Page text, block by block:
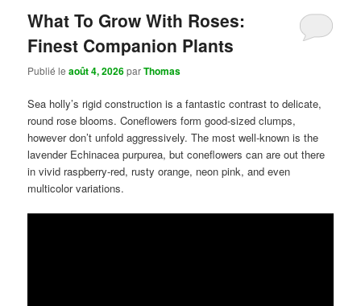
What To Grow With Roses:
Finest Companion Plants
Publié leaoût 4, 2026parThomas
Sea holly’s rigid construction is a fantastic contrast to delicate,
round rose blooms. Coneflowers form good-sized clumps,
however don’t unfold aggressively. The most well-known is the
lavender Echinacea purpurea, but coneflowers can are out there
in vivid raspberry-red, rusty orange, neon pink, and even
multicolor variations.